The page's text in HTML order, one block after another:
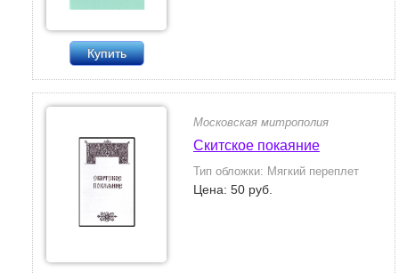
Купить
Московская митрополия
Скитское покаяние
Тип обложки: Мягкий переплет
Цена: 50 руб.